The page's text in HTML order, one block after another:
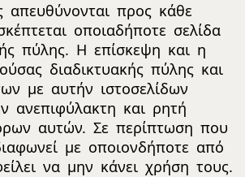
απευθύνονται προς κάθε
οποιαδήποτε σελίδα
πύλης. Η επίσκεψη και η
διαδικτυακής πύλης και
με αυτήν ιστοσελίδων
ανεπιφύλακτη και ρητή
αυτών. Σε περίπτωση που
με οποιονδήποτε από
να μην κάνει χρήση τους.